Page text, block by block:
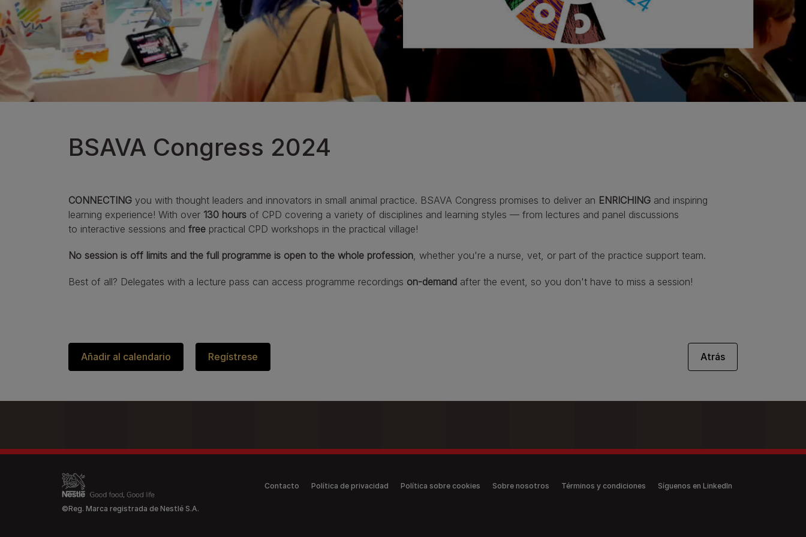
EN Gastrointestinal
Urinary Range
Ver nuestra gama de productos para perros
EN Gastrointestinal
Urinary Range
Ver nuestra gama de productos para gatos
BSAVA Congress 2024
CONNECTING you with thought leaders and innovators in small animal practice. BSAVA Congress promises to deliver an ENRICHING and inspiring
learning experience! With over 130 hours of CPD covering a variety of disciplines and learning styles — from lectures and panel discussions
to interactive sessions and free practical CPD workshops in the practical village!
No session is off limits and the full programme is open to the whole profession, whether you're a nurse, vet, or part of the practice support team.
Best of all? Delegates with a lecture pass can access programme recordings on-demand after the event, so you don't have to miss a session!
Añadir al calendario Regístrese Atrás
©Reg. Marca registrada de Nestlé S.A.
Contacto Política de privacidad Política sobre cookies Sobre nosotros Términos y condiciones Síguenos en LinkedIn